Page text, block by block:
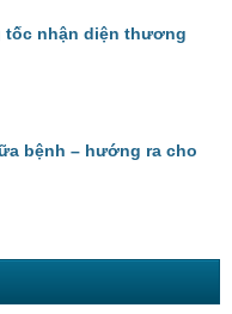
nhận diện thương
bệnh – hướng ra cho